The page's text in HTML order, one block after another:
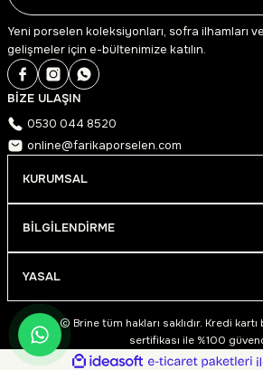
Yeni porselen koleksiyonları, sofra ilhamları
gelişmeler için e-bültenimize katılın.
KURUMSAL
BİLGİLENDİRME
YASAL
BİZE ULAŞIN
0530 044 8520
online@farikaporselen.com
2026 © Brine tüm hakları saklıdır. Kredi
sertifikası ile %100
ideasoft e-